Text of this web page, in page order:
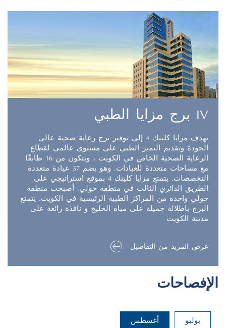
برج مزايا الطبي IV
تهدف مزايا كلينك 4 إلى توفير برج رعاية صحية عالي
الجودة وتقديم التميز الطبي على مستوى عالمي لقطاع
الرعاية الصحية الخاص في الكويت ، ويتكون من 16 طابقًا
مع مساحات متعددة للعيادات. وهو يضم 37 عيادة متعددة
التخصصات. يتمتع مزايا كلينك 4 بموقع استراتيجي على
الطريق الدائري الثالث في منطقة حولي. أصبحت منطقة
حولي واحدة من المراكز الطبية الرئيسية في الكويت. يتمتع
البرج باطلالة جميلة على مياه الخليج و نافذة رائعة على
مدينة الكويت
عرض المزيد من التفاصيل
الإفصاحات
يوليو أغسطس